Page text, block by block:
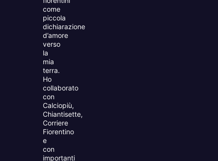
come
piccola
dichiarazione
d’amore
verso
la
mia
terra.
Ho
collaborato
con
Calciopiù,
Chiantisette,
Corriere
Fiorentino
e
con
importanti